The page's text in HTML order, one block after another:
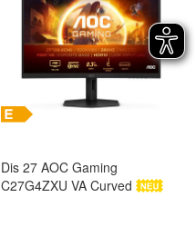
Dis 27 AOC Gaming
C27G4ZXU VA Curved